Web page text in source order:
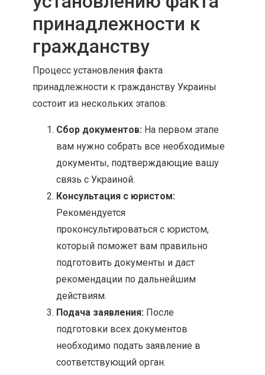
принадлежности к
гражданству
Процесс установления факта
принадлежности к гражданству Украины
состоит из нескольких этапов:
Сбор документов: На первом этапе
вам нужно собрать все необходимые
документы, подтверждающие вашу
связь с Украиной.
Консультация с юристом:
Рекомендуется
проконсультироваться с юристом,
который поможет вам правильно
подготовить документы и даст
рекомендации по дальнейшим
действиям.
Подача заявления: После
подготовки всех документов
необходимо подать заявление в
соответствующий орган.